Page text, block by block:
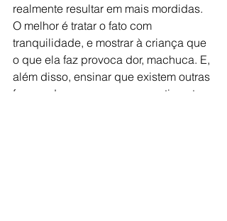
realmente resultar em mais mordidas.
O melhor é tratar o fato com
tranquilidade, e mostrar à criança que
o que ela faz provoca dor, machuca. E,
além disso, ensinar que existem outras
formas de expressar seus sentimentos.